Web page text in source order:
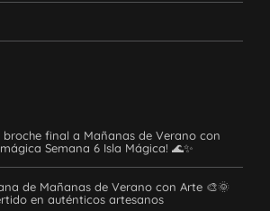
broche final a Mañanas de Verano con
Semana 6 Isla Mágica! 🌊✨
de Mañanas de Verano con Arte 🎨🌞
en auténticos artesanos